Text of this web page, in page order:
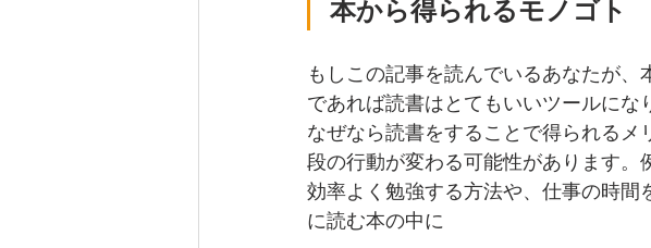
本から得られるモノゴト
もしこの記事を読んでいるあなたが
であれば読書はとてもいいツールにな
なぜなら読書をすることで得られる
段の行動が変わる可能性があります。
効率よく勉強する方法や、仕事の時
に読む本の中に